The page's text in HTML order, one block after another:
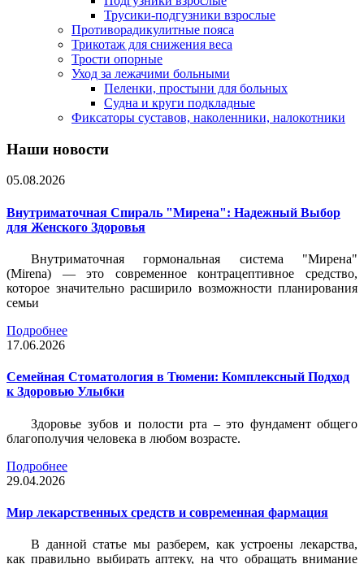
Трусики-подгузники взрослые
Противорадикулитные пояса
Трикотаж для снижения веса
Трости опорные
Уход за лежачими больными
Пеленки, простыни для больных
Судна и круги подкладные
Фиксаторы суставов, наколенники, налокотники
Наши новости
05.08.2026
Внутриматочная Спираль "Мирена": Надежный Выбор
для Женского Здоровья
Внутриматочная гормональная система "Мирена"
(Mirena) — это современное контрацептивное средство,
которое значительно расширило возможности планирования
семьи
Подробнее
17.06.2026
Семейная Стоматология в Тюмени: Комплексный Подход
к Здоровью Улыбки
Здоровье зубов и полости рта – это фундамент общего
благополучия человека в любом возрасте.
Подробнее
29.04.2026
Мир лекарственных средств и современная фармация
В данной статье мы разберем, как устроены лекарства,
как правильно выбирать аптеку, на что обращать внимание